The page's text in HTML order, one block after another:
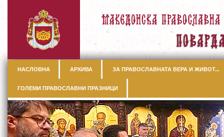
НАСЛОВНА АРХИВА ЗА ПРАВОСЛАВНАТА ВЕРА И ЖИВОТ...
ГОЛЕМИ ПРАВОСЛАВНИ ПРАЗНИЦИ